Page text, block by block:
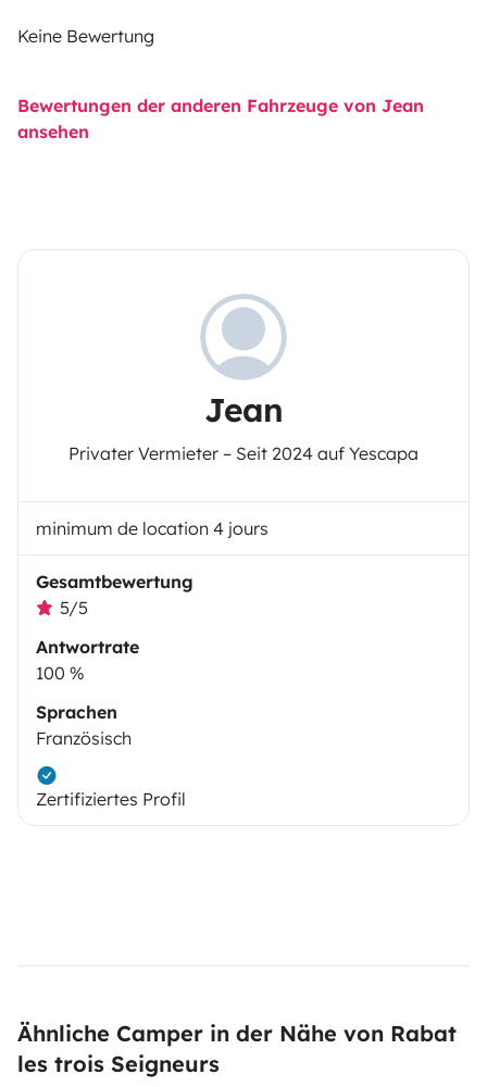
Keine Bewertung
Bewertungen der anderen Fahrzeuge von Jean
ansehen
Jean
Privater Vermieter – Seit 2024 auf Yescapa
minimum de location 4 jours
Gesamtbewertung
5/5
Antwortrate
100 %
Sprachen
Französisch
Zertifiziertes Profil
Ähnliche Camper in der Nähe von Rabat
les trois Seigneurs